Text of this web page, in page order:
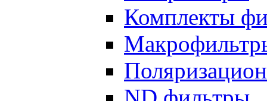
Комплекты